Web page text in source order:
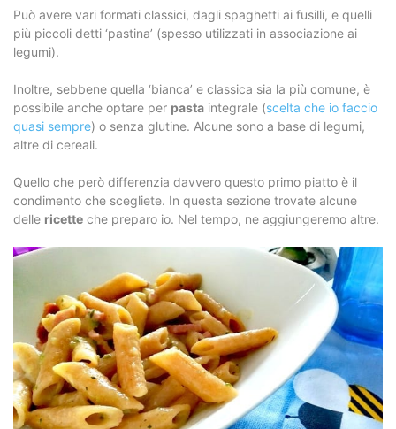
Può avere vari formati classici, dagli spaghetti ai fusilli, e quelli
più piccoli detti ‘pastina’ (spesso utilizzati in associazione ai
legumi).
Inoltre, sebbene quella ‘bianca’ e classica sia la più comune, è
possibile anche optare per pasta integrale (scelta che io faccio
quasi sempre) o senza glutine. Alcune sono a base di legumi,
altre di cereali.
Quello che però differenzia davvero questo primo piatto è il
condimento che scegliete. In questa sezione trovate alcune
delle ricette che preparo io. Nel tempo, ne aggiungeremo altre.